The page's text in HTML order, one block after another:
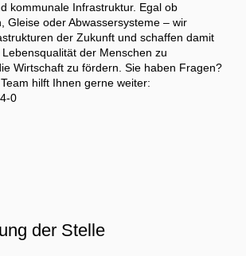
der Stelle
kommunale Infrastruktur. Egal ob
Gleise oder Abwassersysteme – wir
der Zukunft und schaffen damit
der Menschen zu
Wirtschaft zu fördern. Sie haben Fragen?
hilft Ihnen gerne weiter:
0